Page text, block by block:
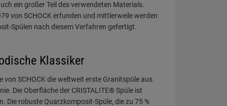
ein großer Teil des verwendeten Materials.
von SCHOCK erfunden und mittlerweile werden
Spülen nach diesem Verfahren gefertigt.
Klassiker
von SCHOCK die weltweit erste Granitspüle aus
Die Oberfläche der CRISTALITE® Spüle ist
Die robuste Quarzkomposit-Spüle, die zu 75 %